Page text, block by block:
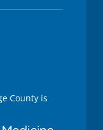
County is